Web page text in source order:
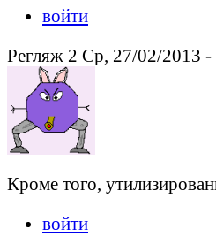
войти
Регляж 2 Ср, 27/02/2013 -
Кроме того,
войти